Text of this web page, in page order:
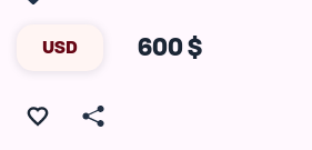
USD 600 $